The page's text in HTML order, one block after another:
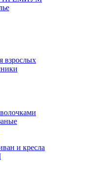
взрослых
и кресла